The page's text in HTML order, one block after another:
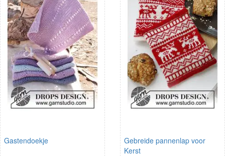
Gastendoekje
Gebreide pannenlap voor
Kerst